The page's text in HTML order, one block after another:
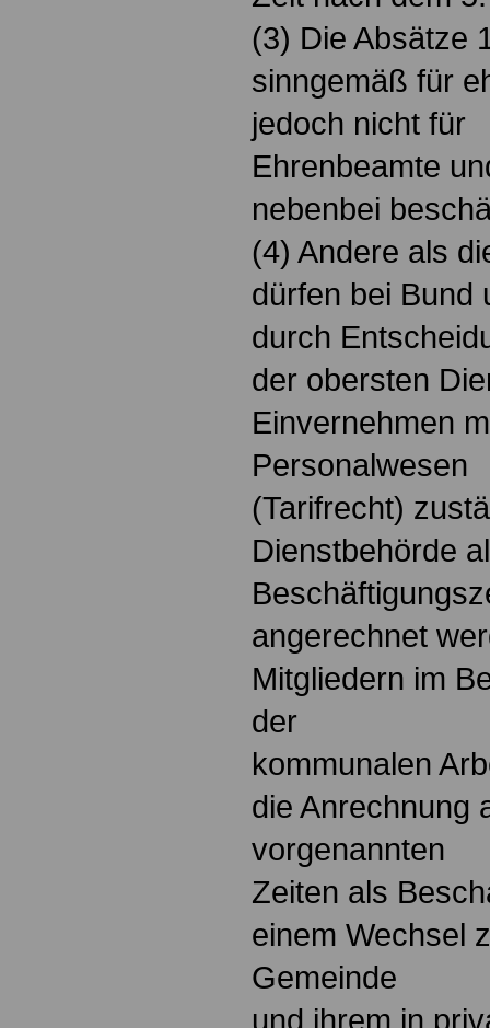
(3) Die Absätze
sinngemäß für
jedoch nicht für
Ehrenbeamte
nebenbei
(4) Andere als
dürfen bei Bund
durch
der obersten
Einvernehmen
Personalwesen
(Tarifrecht)
Dienstbehörde
angerechnet
Mitgliedern im
der
kommunalen
die Anrechnung
vorgenannten
Zeiten als
einem Wechsel
Gemeinde
und ihrem in